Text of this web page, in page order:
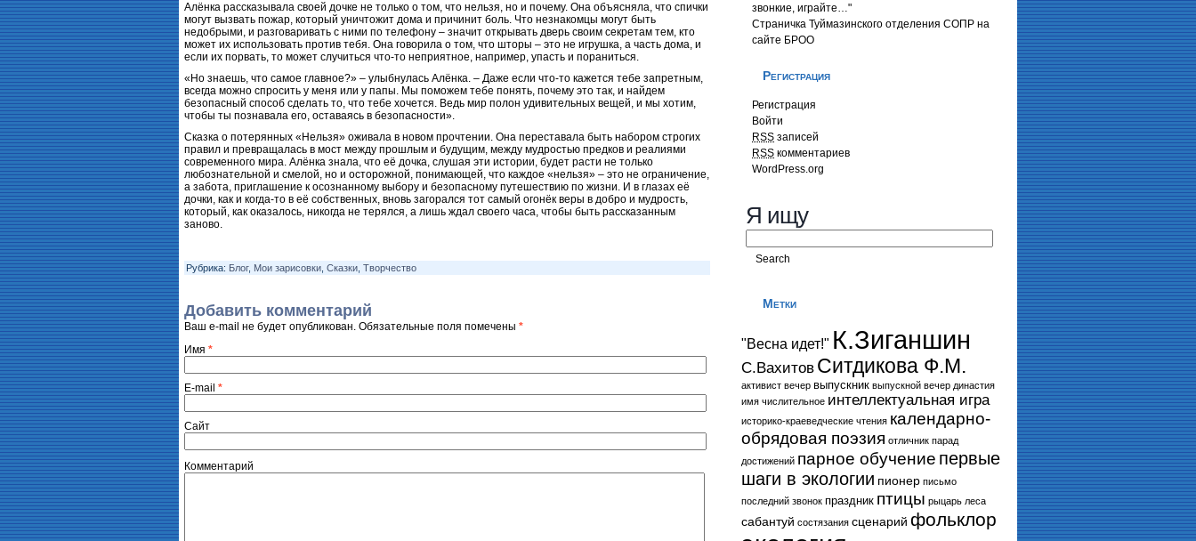
Алёнка рассказывала своей дочке не только о том, что нельзя, но и почему. Она объясняла, что спички
могут вызвать пожар, который уничтожит дома и причинит боль. Что незнакомцы могут быть
недобрыми, и разговаривать с ними по телефону – значит открывать дверь своим секретам тем, кто
может их использовать против тебя. Она говорила о том, что шторы – это не игрушка, а часть дома, и
если их порвать, то может случиться что-то неприятное, например, упасть и пораниться.
«Но знаешь, что самое главное?» – улыбнулась Алёнка. – Даже если что-то кажется тебе запретным,
всегда можно спросить у меня или у папы. Мы поможем тебе понять, почему это так, и найдем
безопасный способ сделать то, что тебе хочется. Ведь мир полон удивительных вещей, и мы хотим,
чтобы ты познавала его, оставаясь в безопасности».
Сказка о потерянных «Нельзя» оживала в новом прочтении. Она переставала быть набором строгих
правил и превращалась в мост между прошлым и будущим, между мудростью предков и реалиями
современного мира. Алёнка знала, что её дочка, слушая эти истории, будет расти не только
любознательной и смелой, но и осторожной, понимающей, что каждое «нельзя» – это не ограничение,
а забота, приглашение к осознанному выбору и безопасному путешествию по жизни. И в глазах её
дочки, как и когда-то в её собственных, вновь загорался тот самый огонёк веры в добро и мудрость,
который, как оказалось, никогда не терялся, а лишь ждал своего часа, чтобы быть рассказанным
заново.
Рубрика: Блог, Мои зарисовки Сказки Творчество
Добавить комментарий
Ваш e-mail не будет опубликован. Обязательные поля помечены *
Имя *
E-mail *
Сайт
Комментарий
звонкие, играйте…"
Страничка Туймазинского отделения СОПР на
сайте БРОО
Регистрация
Регистрация
Войти
RSS записей
RSS комментариев
WordPress.org
Я ищу
Метки
"Весна идет!" К.Зиганшин
С.Вахитов Ситдикова Ф.М.
активист вечер выпускник выпускной вечер династия
имя числительное интеллектуальная игра
историко-краеведческие чтения календарно-
обрядовая поэзия отличник парад
достижений парное обучение первые
шаги в экологии пионер письмо
последний звонок праздник птицы рыцарь леса
сабантуй состязания сценарий фольклор